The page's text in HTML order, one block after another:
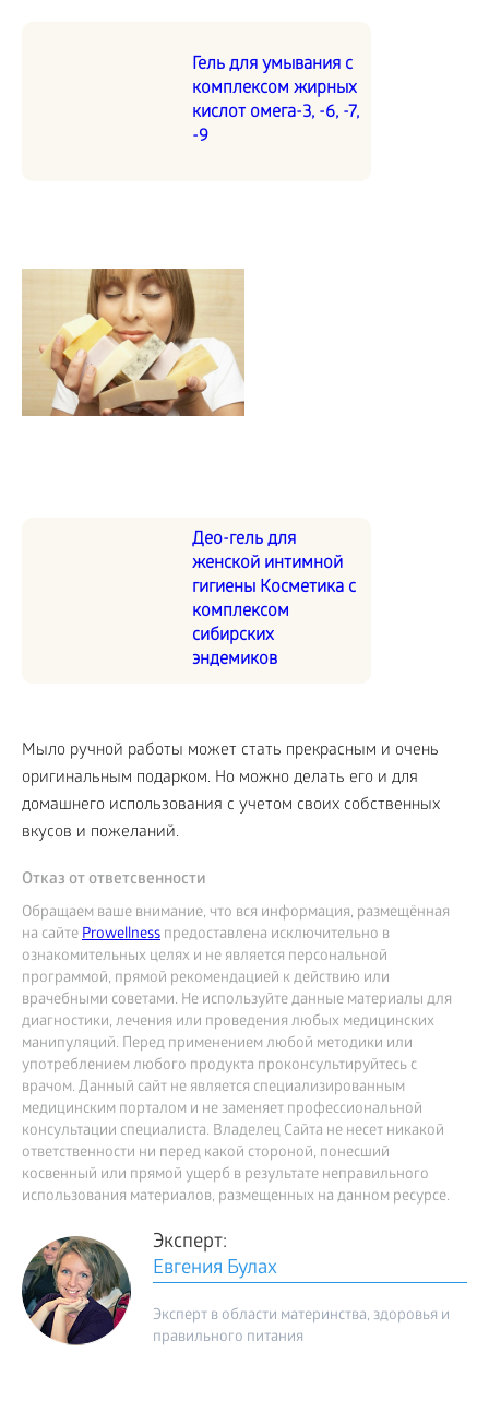
Гель для умывания с
комплексом жирных
кислот омега-3, -6, -7,
-9
Део-гель для
женской интимной
гигиены Косметика с
комплексом
сибирских
эндемиков
Мыло ручной работы может стать прекрасным и очень
оригинальным подарком. Но можно делать его и для
домашнего использования с учетом своих собственных
вкусов и пожеланий.
Отказ от ответсвенности
Обращаем ваше внимание, что вся информация, размещённая
на сайтеProwellness предоставлена исключительно в
ознакомительных целях и не является персональной
программой, прямой рекомендацией к действию или
врачебными советами. Не используйте данные материалы для
диагностики, лечения или проведения любых медицинских
манипуляций. Перед применением любой методики или
употреблением любого продукта проконсультируйтесь с
врачом. Данный сайт не является специализированным
медицинским порталом и не заменяет профессиональной
консультации специалиста. Владелец Сайта не несет никакой
ответственности ни перед какой стороной, понесший
косвенный или прямой ущерб в результате неправильного
использования материалов, размещенных на данном ресурсе.
Эксперт:
Евгения Булах
Эксперт в области материнства, здоровья и
правильного питания